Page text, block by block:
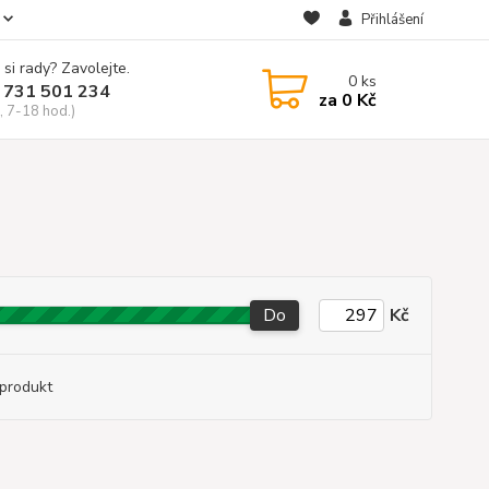
Přihlášení
rady? Zavolejte.
501 234
7-18 hod.)
0ks
za 0 Kč
Do Kč